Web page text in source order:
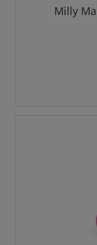
Milly